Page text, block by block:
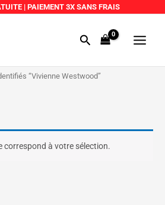
| PAIEMENT 3X SANS FRAIS
RechercherMenu
“Vivienne Westwood”
correspond à votre sélection.